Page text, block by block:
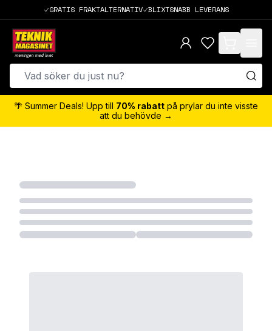
GRATIS FRAKTALTERNATIV BLIXTSNABB LEVERANS
items in cart,
🌴 Summer Deals! Upp till 70% rabatt på prylar du inte visste
att du behövde →